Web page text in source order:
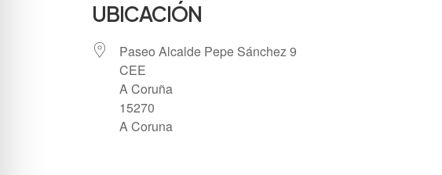
UBICACIÓN
Paseo Alcalde Pepe Sánchez 9
CEE
A Coruña
15270
A Coruna